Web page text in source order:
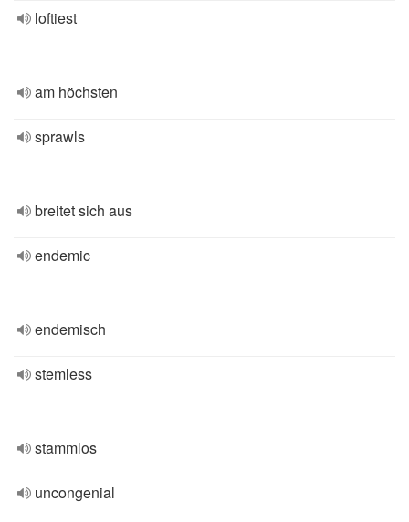
loftiest
am höchsten
sprawls
breitet sich aus
endemic
endemisch
stemless
stammlos
uncongenial